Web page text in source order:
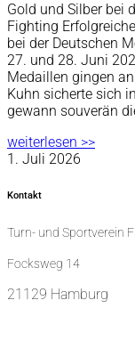
Gold und Silber bei
Fighting
bei der Deutschen
27. und 28. Juni
Medaillen gingen
Kuhn sicherte sich
gewann souverän
weiterlesen >>
1. Juli 2026
Kontakt
Turn- und Sportverein
Focksweg 14
21129 Hamburg